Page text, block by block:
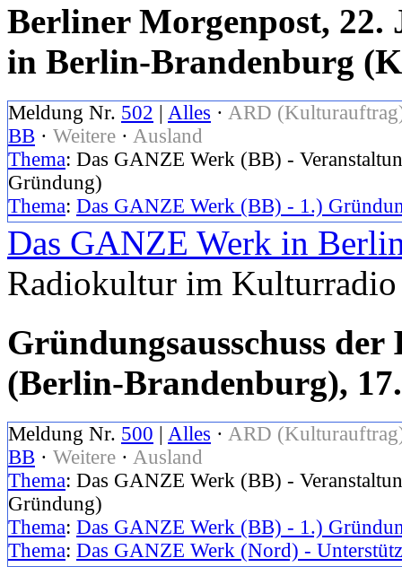
Berliner Morgenpost, 22.
in Berlin-Brandenburg
Meldung Nr. 502 | Alles · ARD
BB · Weitere · Ausland
Thema: Das GANZE Werk (BB) -
Gründung)
Thema: Das GANZE Werk (BB) - 1.)
Das GANZE Werk in
Radiokultur im Kulturradio
Gründungsausschuss
(Berlin-Brandenburg),
Meldung Nr. 500 Alles · ARD
BB · Weitere · Ausland
Thema: Das GANZE Werk (BB) -
Gründung)
Thema: Das GANZE Werk (BB) - 1.)
Thema: Das GANZE Werk (Nord) -